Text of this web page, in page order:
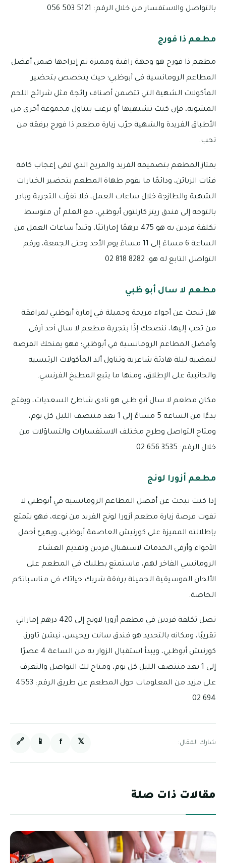
بالتواصل والاستفسار من خلال الرقم: 5121 503 056
مطعم ذا فورج
مطعم ذا فورج هو وجهة راقية ومميزة تم إدراجها ضمن أفضل
المطاعم الرومانسية في أبوظبي؛ حيث يتخصص بتحضير
المأكولات الشهية التي تتضمن أصناف رائجة مثل شرائح اللحم
المشوية، فإن كنت تشتهيها أو ترغب بتناول مجموعة أخرى من
الأطباق الفريدة والشهية جرّب زيارة مطعم ذا فورج برفقة من
تحب.
يمتاز المطعم بتصميمه الفريد والمريح الذي لاقى إعجاب كافة
فئات الزبائن، ودائمًا ما يقوم طهاة المطعم بتحضير الخيارات
الشهية والطازجة خلال ساعات العمل، فلا تفوّت التجربة وبادر
بالتوجه إلى فندق ريتز كارلتون أبوظبي، مع العلم أن متوسط
تكلفة فردين به هو 475 درهمًا إماراتيًا، وتبدأ ساعات العمل من
الساعة 6 مساءً إلى 11 مساءً يوم الأحد وحتى الجمعة، ورقم
التواصل التابع له هو: 8282 818 02
مطعم لا سال أبو ظبي
هل تبحث عن أجواء مريحة وجميلة في إمارة أبوظبي لمرافقة
من تحب إليها، ننصحك إذًا بتجربة مطعم لا سال أحد أرقى
وأفضل المطاعم الرومانسية في أبوظبي؛ فهو يمنحك الفرصة
لتمضية ليلة هادئة شاعرية وتناول ألذ المأكولات الرئيسية
والجانبية على الإطلاق، ومنها ما يتبع المطبخ الفرنسي.
مكان مطعم لا سال أبو ظبي هو نادي شاطئ السعديات، ويفتح
بدءًا من الساعة 5 مساءً إلى 1 بعد منتصف الليل كل يوم،
ومتاح التواصل وطرح مختلف الاستفسارات والتساؤلات من
خلال الرقم: 3535 656 02
مطعم أزورا لونج
إذا كنت تبحث عن أفضل المطاعم الرومانسية في أبوظبي لا
تفوت فرصة زيارة مطعم أزورا لونج الفريد من نوعه، فهو يتمتع
بإطلالته المميزة على كورنيش العاصمة أبوظبي، ويهيئ أجمل
الأجواء وأرقى الخدمات لاستقبال فردين وتقديم العشاء
الرومانسي الفاخر لهم، فاستمتع بطلبك في المطعم على
الألحان الموسيقية الجميلة برفقة شريك حياتك في مناسباتكم
الخاصة.
تصل تكلفة فردين في مطعم أزورا لاونج إلى 420 درهم إماراتي
تقريبًا، ومكانه بالتحديد هو فندق سانت ريجيس، نيشن تاورز،
كورنيش أبوظبي، ويبدأ استقبال الزوار به من الساعة 4 عصرًا
إلى 1 بعد منتصف الليل كل يوم، ومتاح لك التواصل والتعرف
على مزيد من المعلومات حول المطعم عن طريق الرقم: 4553
694 02
شارك المقال: 𝕏
f
📱
🔗
مقالات ذات صلة